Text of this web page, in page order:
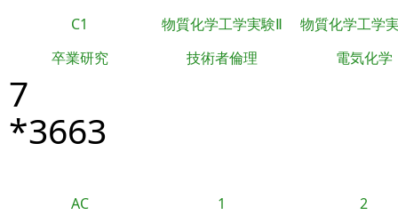
C1 物質化学工学実験Ⅱ
物質化学工学
卒業研究
技術者倫理 電気化学
7
*3663
AC 1
2